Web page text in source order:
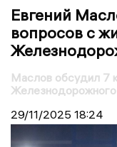
Евгений
вопросов с
Маслов обсудил 7
Железнодорожного
29/11/2025 18:24